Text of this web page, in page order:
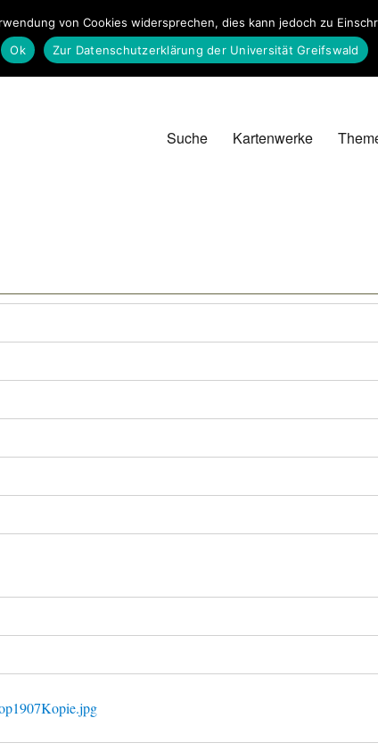
Suche Kartenwerke
von Cookies widersprechen, dies kann jedoch zu
Ok
Zur Datenschutzerklärung der Universität Greifswald